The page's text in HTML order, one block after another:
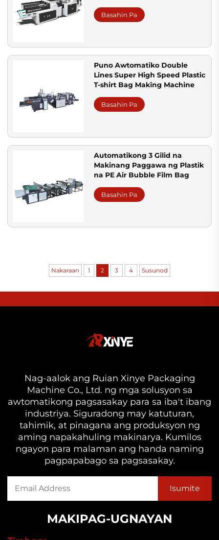
Basahin Pa
Puno Awtomatiko Double
Lines Super High Speed Plastic
T-shirt Bag Making Machine
Basahin Pa
Automatikong 3 Gilid na
Makinang Paggawa ng Plastik
na PE Air Bubble Film Bag
Basahin Pa
Nakaraan 1 2 3 4 Susunod
Nag-aalok ang Ruian Xinye Packaging
Machine Co., Ltd. ng mga solusyon sa
awtomatikong pagsasakay para sa iba't ibang
industriya. Siguradong may katuturan,
tahimik, at pinagana ang produksyon ng
aming napakahuling makinarya. Kumilos
ngayon para malaman ang handa naming
pagpapabago sa pagsasakay.
MAKIPAG-UGNAYAN